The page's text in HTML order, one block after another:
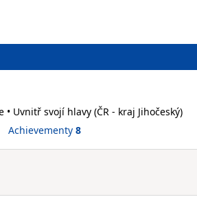
• Uvnitř svojí hlavy (ČR - kraj Jihočeský)
Achievementy 8